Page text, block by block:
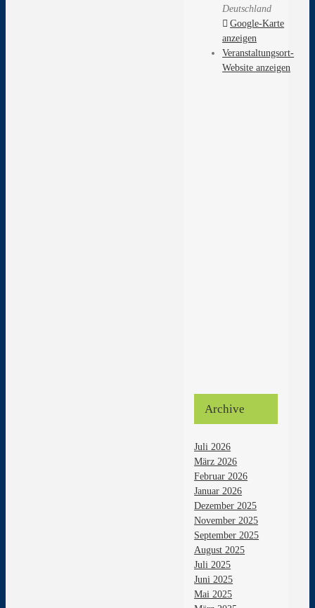
Deutschland
Google-Karte
anzeigen
Veranstaltungsort-
Website anzeigen
Archive
Juli 2026
März 2026
Februar 2026
Januar 2026
Dezember 2025
November 2025
September 2025
August 2025
Juli 2025
Juni 2025
Mai 2025